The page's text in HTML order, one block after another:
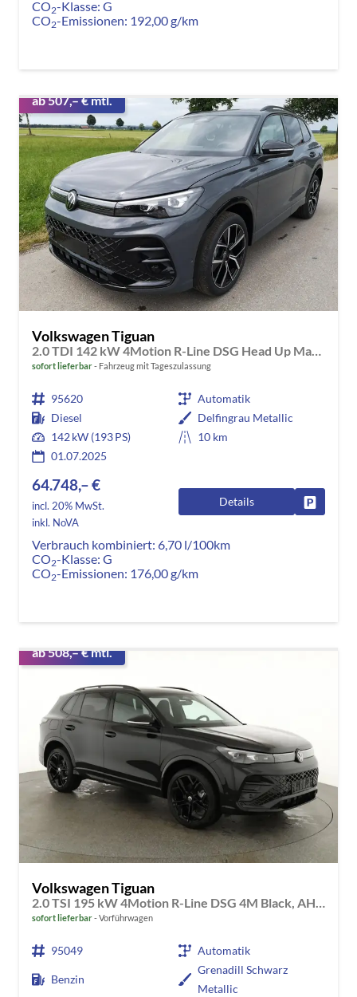
CO2-Klasse: G
CO2-Emissionen: 192,00 g/km
ab 507,– € mtl.
Volkswagen Tiguan
sofort lieferbar Fahrzeug mit Tageszulassung
95620
Automatik
Diesel
Delfingrau Metallic
142 kW (193 PS)
10 km
01.07.2025
64.748,– €
incl. 20% MwSt.
inkl. NoVA
Details
Verbrauch kombiniert: 6,70 l/100km
CO2-Klasse: G
CO2-Emissionen: 176,00 g/km
ab 508,– € mtl.
Volkswagen Tiguan
2.0 TSI 195 kW 4Motion R-Line DSG 4M Black, AHK, IQ.Light, 20-Zoll, Navi, Side, AreaView, sofort
sofort lieferbar Vorführwagen
95049 Automatik
Benzin
Grenadill Schwarz
Metallic